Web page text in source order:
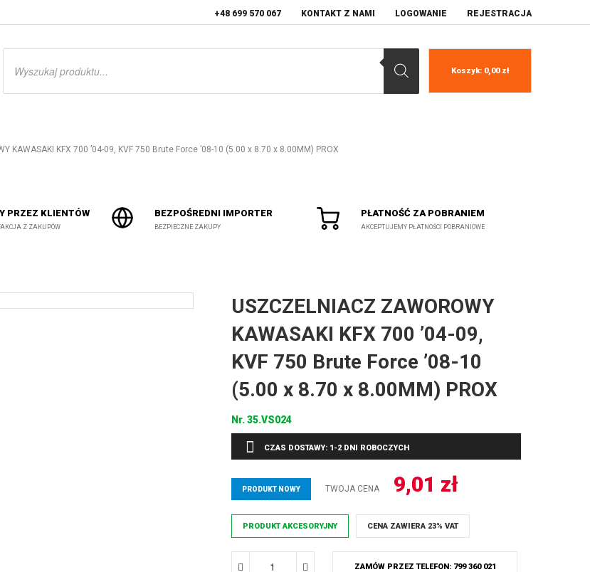
+48 699 570 067 KONTAKT Z NAMI LOGOWANIE REJESTRACJA
Wyszukiwarka
Koszyk: 0,00 zł
KAWASAKI KFX 700 ’04-09, KVF 750 Brute Force ’08-10 (5.00 x 8.70 x 8.00MM) PROX
PRZEZ KLIENTÓW
Z ZAKUPÓW
BEZPOŚREDNI IMPORTER
BEZPIECZNE ZAKUPY
PŁATNOŚĆ ZA POBRANIEM
AKCEPTUJEMY PŁATNOŚCI POBRANIOWE
USZCZELNIACZ ZAWOROWY
KAWASAKI KFX 700 ’04-09,
KVF 750 Brute Force ’08-10
(5.00 x 8.70 x 8.00MM) PROX
Nr.35.VS024
CZAS DOSTAWY: 1-2 DNI ROBOCZYCH
PRODUKT NOWY TWOJA CENA 9,01 zł
PRODUKT AKCESORYJNY CENA ZAWIERA 23% VAT
ZAMÓW PRZEZ TELEFON: 799 360 021